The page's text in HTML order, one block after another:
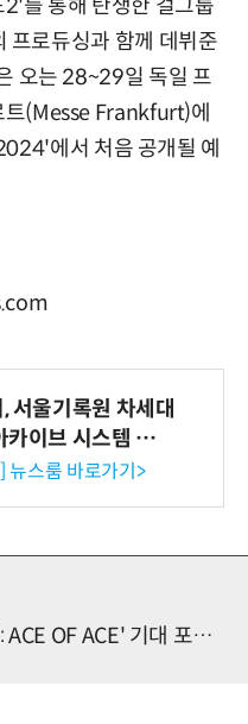
를 통해 탄생한 걸그룹
프로듀싱과 함께 데뷔준
오는 28~29일 독일 프
(Messe Frankfurt)에
에서 처음 공개될 예
서울기록원 차세대
이브 시스템 구축
뉴스룸 바로가기>
ACE' 기대 포인트는?